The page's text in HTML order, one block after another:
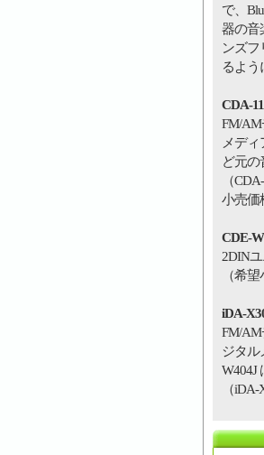
で、
器の音
ンズ
るよう
CDA-
FM/
メデ
ど元
（
小売価
CDE-
2DIN
（希
iDA-
FM/
ジタル
W404J
（